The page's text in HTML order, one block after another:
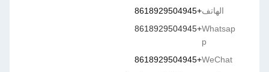
الهاتف+8618929504945
Whatsap
p
+8618929504945
WeChat
+8618929504945